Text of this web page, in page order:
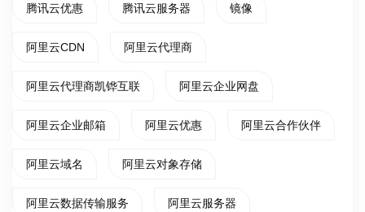
腾讯云优惠 腾讯云服务器 镜像
阿里云CDN 阿里云代理商
阿里云代理商凯铧互联 阿里云企业网盘
阿里云企业邮箱 阿里云优惠 阿里云合作伙伴
阿里云域名 阿里云对象存储
阿里云数据传输服务 阿里云服务器